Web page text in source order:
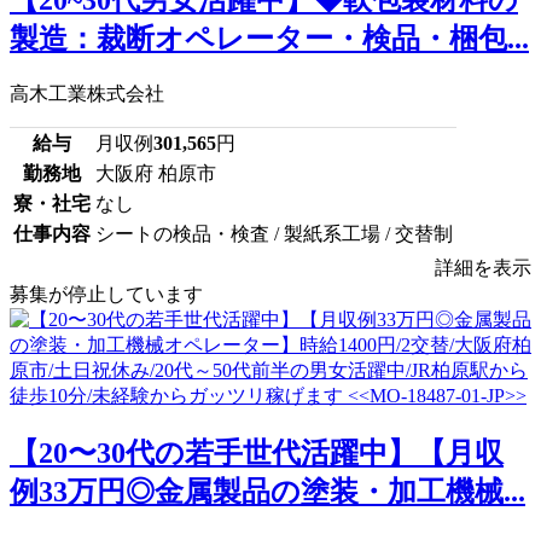
製造：裁断オペレーター・検品・梱包...
高木工業株式会社
給与 月収例301,565円
勤務地
大阪府 柏原市
寮・社宅 なし
仕事内容 シートの検品・検査 / 製紙系工場 / 交替制
詳細を表示
募集が停止しています
【20〜30代の若手世代活躍中】【月収
例33万円◎金属製品の塗装・加工機械...